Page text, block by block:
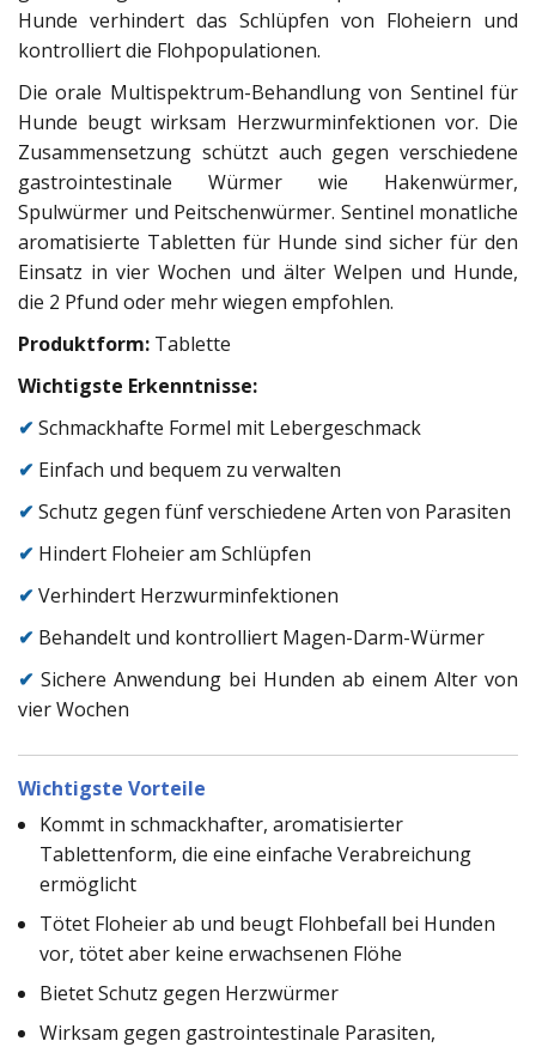
Hunde verhindert das Schlüpfen von Floheiern und
kontrolliert die Flohpopulationen.
Die orale Multispektrum-Behandlung von Sentinel für
Hunde beugt wirksam Herzwurminfektionen vor. Die
Zusammensetzung schützt auch gegen verschiedene
gastrointestinale Würmer wie Hakenwürmer,
Spulwürmer und Peitschenwürmer. Sentinel monatliche
aromatisierte Tabletten für Hunde sind sicher für den
Einsatz in vier Wochen und älter Welpen und Hunde,
die 2 Pfund oder mehr wiegen empfohlen.
Produktform: Tablette
Wichtigste Erkenntnisse:
✔ Schmackhafte Formel mit Lebergeschmack
✔ Einfach und bequem zu verwalten
✔ Schutz gegen fünf verschiedene Arten von Parasiten
✔ Hindert Floheier am Schlüpfen
✔ Verhindert Herzwurminfektionen
✔ Behandelt und kontrolliert Magen-Darm-Würmer
✔ Sichere Anwendung bei Hunden ab einem Alter von
vier Wochen
Wichtigste Vorteile
Kommt in schmackhafter, aromatisierter
Tablettenform, die eine einfache Verabreichung
ermöglicht
Tötet Floheier ab und beugt Flohbefall bei Hunden
vor, tötet aber keine erwachsenen Flöhe
Bietet Schutz gegen Herzwürmer
Wirksam gegen gastrointestinale Parasiten,